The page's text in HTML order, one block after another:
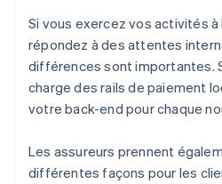
Si vous exercez vos activités
répondez à des attentes
différences sont importantes.
charge des rails de paiement
votre back-end pour chaque
Les assureurs prennent
différentes façons pour les